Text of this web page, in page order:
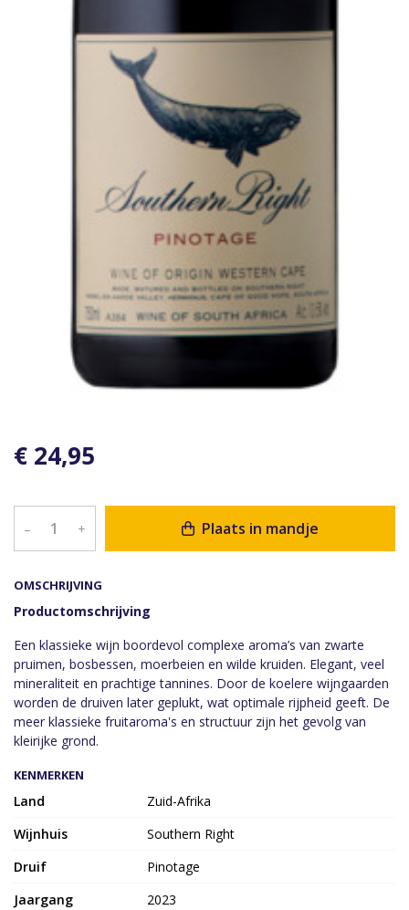
OMSCHRIJVING
Productomschrijving
Een klassieke wijn boordevol complexe aroma’s van zwarte
pruimen, bosbessen, moerbeien en wilde kruiden. Elegant, veel
mineraliteit en prachtige tannines. Door de koelere wijngaarden
worden de druiven later geplukt, wat optimale rijpheid geeft. De
meer klassieke fruitaroma's en structuur zijn het gevolg van
kleirijke grond.
€ 24,95
– + Plaats in mandje
KENMERKEN
Land
Zuid-Afrika
Wijnhuis
Southern Right
Druif
Pinotage
Jaargang
2023